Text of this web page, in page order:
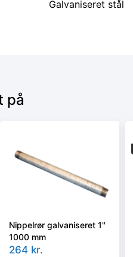
Galvaniseret stål
på
Nippelrør galvaniseret 1''
1000 mm
264 kr.